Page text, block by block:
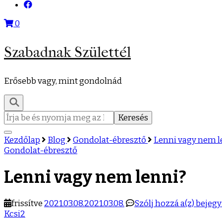
0
Szabadnak Születtél
Erősebb vagy, mint gondolnád
Keresés:
Kezdőlap Blog Gondolat-ébresztő
Lenni vagy nem
Gondolat-ébresztő
Lenni vagy nem lenni?
frissítve 2021.03.08.2021.03.08. Szólj hozzá a(z)Lenni
Kcsi2